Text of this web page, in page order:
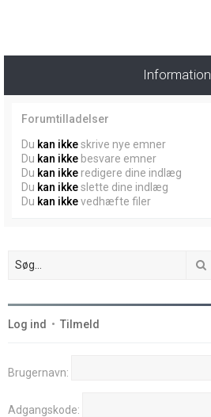
Information
Forumtilladelser
Du kan ikkeskrive nye emner
Du kan ikke besvare emner
Du kan ikke redigere dine indlæg
Du kan ikkeslette dine indlæg
Du kan ikkevedhæfte filer
Log ind • Tilmeld
Brugernavn:
Adgangskode: